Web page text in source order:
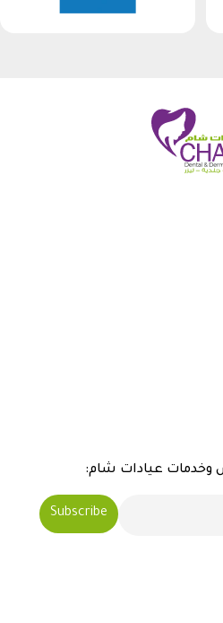
عيادات شام: